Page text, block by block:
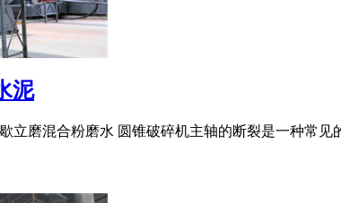
泥
立磨混合粉磨水 圆锥破碎机主轴的断裂是一种常